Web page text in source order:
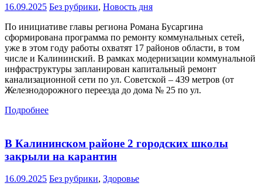
16.09.2025 Без рубрики, Новость дня
По инициативе главы региона Романа Бусаргина
сформирована программа по ремонту коммунальных сетей,
уже в этом году работы охватят 17 районов области, в том
числе и Калининский. В рамках модернизации коммунальной
инфраструктуры запланирован капитальный ремонт
канализационной сети по ул. Советской – 439 метров (от
Железнодорожного переезда до дома № 25 по ул.
Подробнее
В Калининском районе 2 городских школы
закрыли на карантин
16.09.2025 Без рубрики, Здоровье